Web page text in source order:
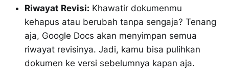
Riwayat Revisi: Khawatir dokumenmu
kehapus atau berubah tanpa sengaja? Tenang
aja, Google Docs akan menyimpan semua
riwayat revisinya. Jadi, kamu bisa pulihkan
dokumen ke versi sebelumnya kapan aja.